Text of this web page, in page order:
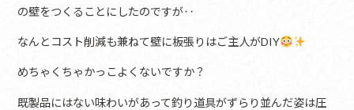
の壁をつくることにしたのですが‥
なんとコスト削減も兼ねて壁に板張りはご主人がDIY
めちゃくちゃかっこよくないですか？
既製品にはない味わいがあって釣り道具がずらり並んだ姿は圧